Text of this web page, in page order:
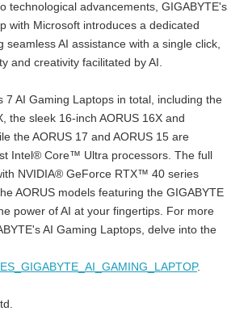
technological advancements, GIGABYTE's
with Microsoft introduces a dedicated
seamless AI assistance with a single click,
and creativity facilitated by AI.
7 AI Gaming Laptops in total, including the
the sleek 16-inch AORUS 16X and
the AORUS 17 and AORUS 15 are
Intel® Core™ Ultra processors. The full
NVIDIA® GeForce RTX™ 40 series
AORUS models featuring the GIGABYTE
power of AI at your fingertips. For more
AI Gaming Laptops, delve into the
.